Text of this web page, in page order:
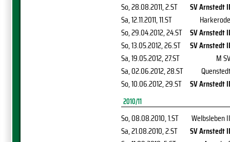
So, 28.08.2011, 2.ST
SV Arnstedt II
Sa, 12.11.2011, 11.ST
Harkerode
So, 29.04.2012, 24.ST SV Arnstedt II
So, 13.05.2012, 26.ST
SV Arnstedt II
Sa, 19.05.2012, 27.ST
M SV
Sa, 02.06.2012, 28.ST
Quenstedt
So, 10.06.2012, 29.ST SV Arnstedt II
2010/11
So, 08.08.2010, 1.ST
Welbsleben II
Sa, 21.08.2010, 2.ST
SV Arnstedt II